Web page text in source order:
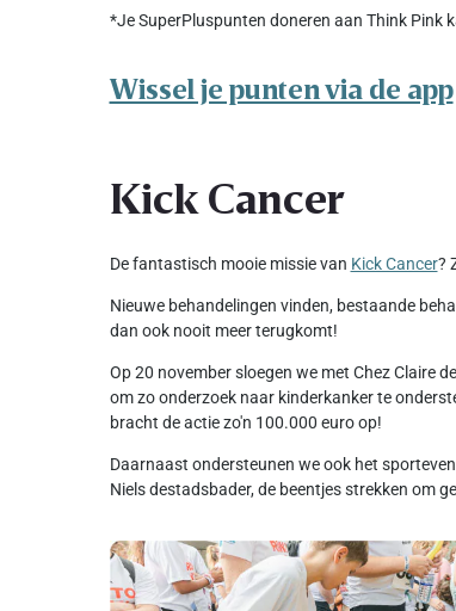
*Je SuperPluspunten doneren aan Think Pink
Wissel je punten via de app
Kick Cancer
De fantastisch mooie missie van Kick Cancer?
Nieuwe behandelingen vinden, bestaande
dan ook nooit meer terugkomt!
Op 20 november sloegen we met Chez Claire
om zo onderzoek naar kinderkanker te
bracht de actie zo'n 100.000 euro op!
Daarnaast ondersteunen we ook het
Niels destadsbader, de beentjes strekken om